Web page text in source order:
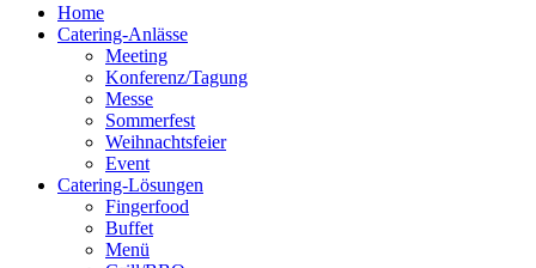
Home
Catering-Anlässe
Meeting
Konferenz/Tagung
Messe
Sommerfest
Weihnachtsfeier
Event
Catering-Lösungen
Fingerfood
Buffet
Menü